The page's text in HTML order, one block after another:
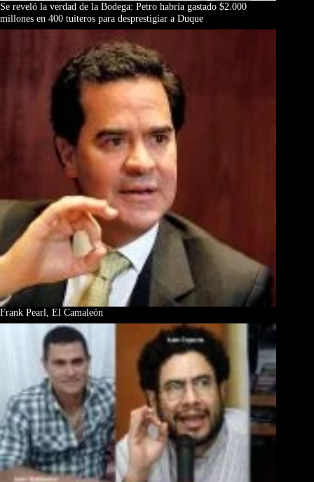
Se reveló la verdad de la Bodega: Petro habría gastado $2.000
millones en 400 tuiteros para desprestigiar a Duque
Frank Pearl, El Camaleón